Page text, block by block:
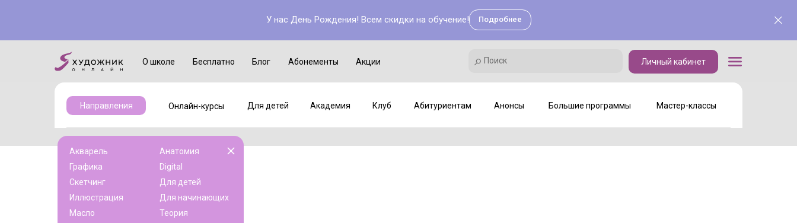
У нас День Рождения! Всем скидки на обучение! Подробнее
Блог Акции
Абонементы
О школе Бесплатно Личный кабинет
Поиск
Мастер-классы
Для детей Академия Клуб Абитуриентам Анонсы Большие программы
Онлайн-курсы
Направления
Поиск
Академия Клуб Мастер-классы
Акварель
Графика
Скетчинг
Иллюстрация
Масло
Анатомия
Digital
Для детей
Для начинающих
Теория